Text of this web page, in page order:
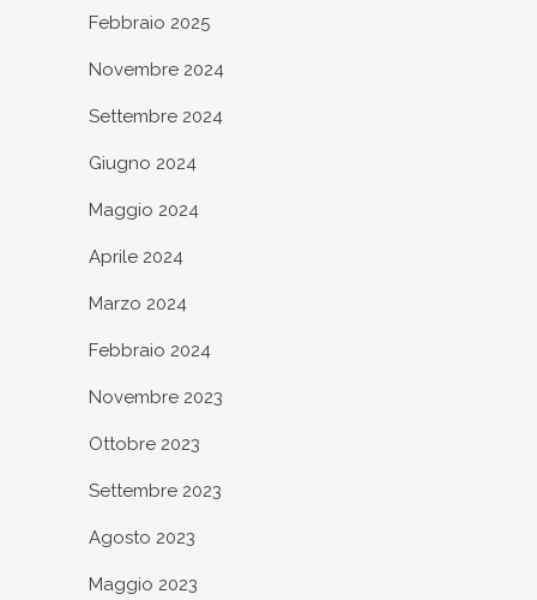
Febbraio 2025
Novembre 2024
Settembre 2024
Giugno 2024
Maggio 2024
Aprile 2024
Marzo 2024
Febbraio 2024
Novembre 2023
Ottobre 2023
Settembre 2023
Agosto 2023
Maggio 2023